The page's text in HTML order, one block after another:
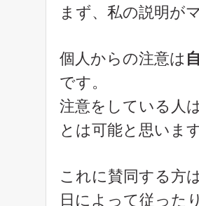
まず、私の説明が
個人からの注意は
です。
注意をしている人
とは可能と思いま
これに賛同する方
日によって従った